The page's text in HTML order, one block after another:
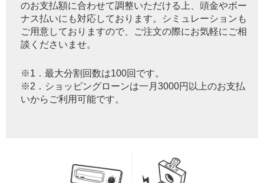
のお支払額に合わせて調整いただける上、頭金やボー
ナス払いにも対応しております。シミュレーションも
ご用意しておりますので、ご注文の際にお気軽にご相
談くださいませ。
※1．最大分割回数は100回です。
※2．ショッピングローンは一月3000円以上のお支払
いからご利用可能です。